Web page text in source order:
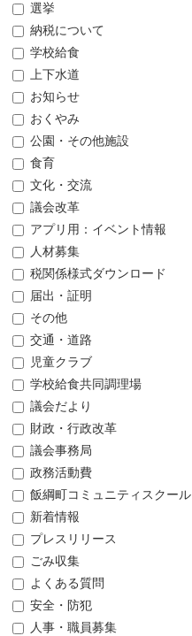
選挙
納税について
学校給食
上下水道
お知らせ
おくやみ
公園・その他施設
食育
文化・交流
議会改革
アプリ用：イベント情報
人材募集
税関係様式ダウンロード
届出・証明
その他
交通・道路
児童クラブ
学校給食共同調理場
議会だより
財政・行政改革
議会事務局
政務活動費
飯綱町コミュニティスクール
新着情報
プレスリリース
ごみ収集
よくある質問
安全・防犯
人事・職員募集